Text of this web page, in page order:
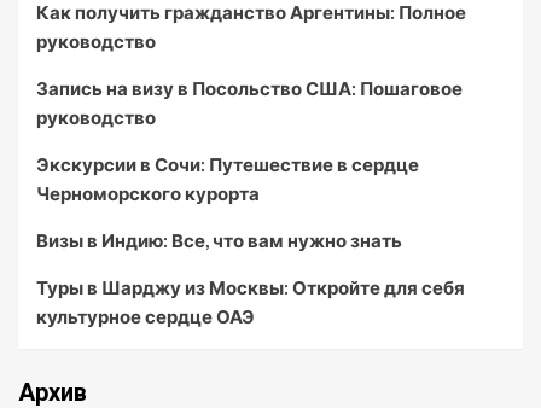
Как получить гражданство Аргентины: Полное
руководство
Запись на визу в Посольство США: Пошаговое
руководство
Экскурсии в Сочи: Путешествие в сердце
Черноморского курорта
Визы в Индию: Все, что вам нужно знать
Туры в Шарджу из Москвы: Откройте для себя
культурное сердце ОАЭ
Архив